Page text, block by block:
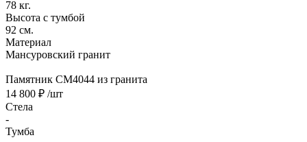
78 кг.
Высота с тумбой
92 см.
Материал
Мансуровский гранит
Памятник CM4044 из гранита
14 800 ₽ /шт
Стела
-
Тумба